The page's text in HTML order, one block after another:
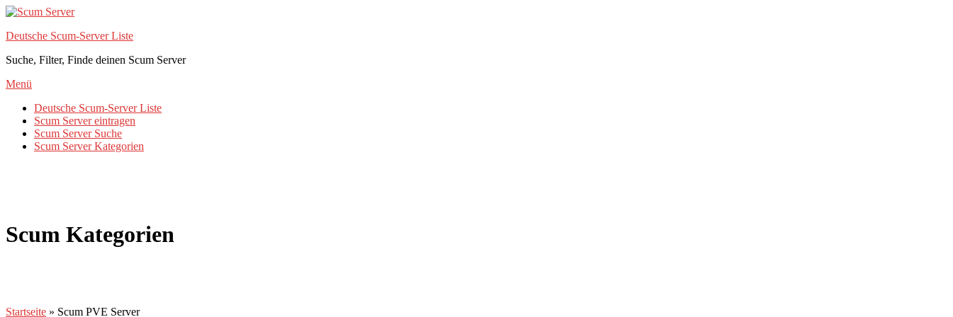
Zum
springen
Deutsche Scum-Server Liste
Suche, Filter, Finde deinen Scum Server
Menü
Deutsche Scum-Server Liste
Scum Server eintragen
Scum Server Suche
Scum Server Kategorien
Scum Kategorien
Startseite » Scum PVE Server